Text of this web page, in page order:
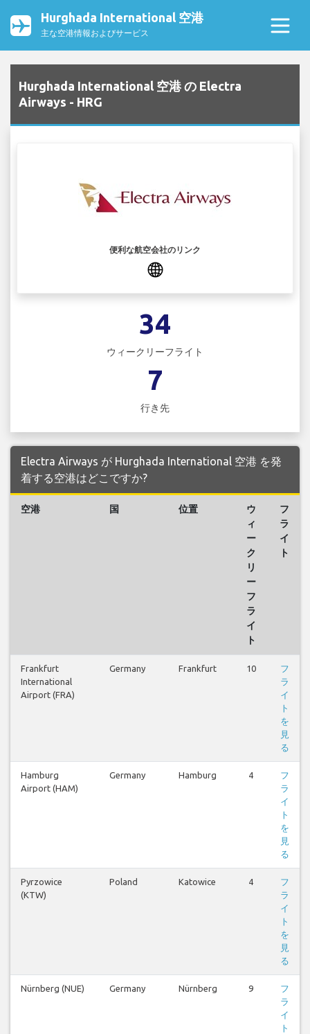
Hurghada International 空港
主な空港情報およびサービス
Hurghada International 空港 の Electra
Airways - HRG
便利な航空会社のリンク
34
ウィークリーフライト
7
行き先
Electra Airways が Hurghada International 空港 を発
着する空港はどこですか?
空港 国 位置
ウ
ィ
ー
ク
リ
ー
フ
ラ
イ
ト
フ
ラ
イ
ト
Frankfurt
International
Airport (FRA)
Germany Frankfurt 10
フ
ラ
イ
ト
を
見
る
Hamburg
Airport (HAM)
Germany Hamburg 4
フ
ラ
イ
ト
を
見
る
Pyrzowice
(KTW)
Poland Katowice 4
フ
ラ
イ
ト
を
見
る
Nürnberg (NUE) Germany Nürnberg 9
フ
ラ
イ
ト